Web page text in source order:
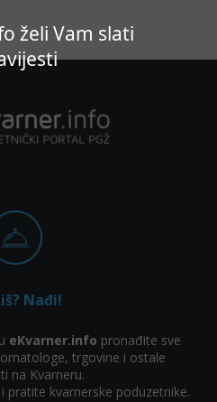
želi Vam slati
Nađi!
eKvarner.info pronađite sve
trgovine i ostale
na Kvarneru.
pratite kvarnerske poduzetnike.